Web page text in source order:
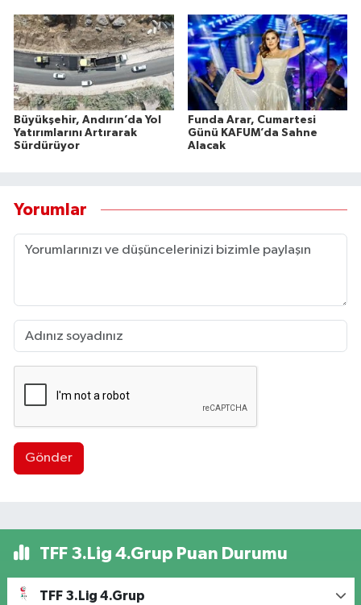
Büyükşehir, Andırın’da Yol
Yatırımlarını Artırarak
Sürdürüyor
Funda Arar, Cumartesi
Günü KAFUM’da Sahne
Alacak
Yorumlar
Gönder
TFF 3.Lig 4.Grup Puan Durumu
TFF 3.Lig 4.Grup